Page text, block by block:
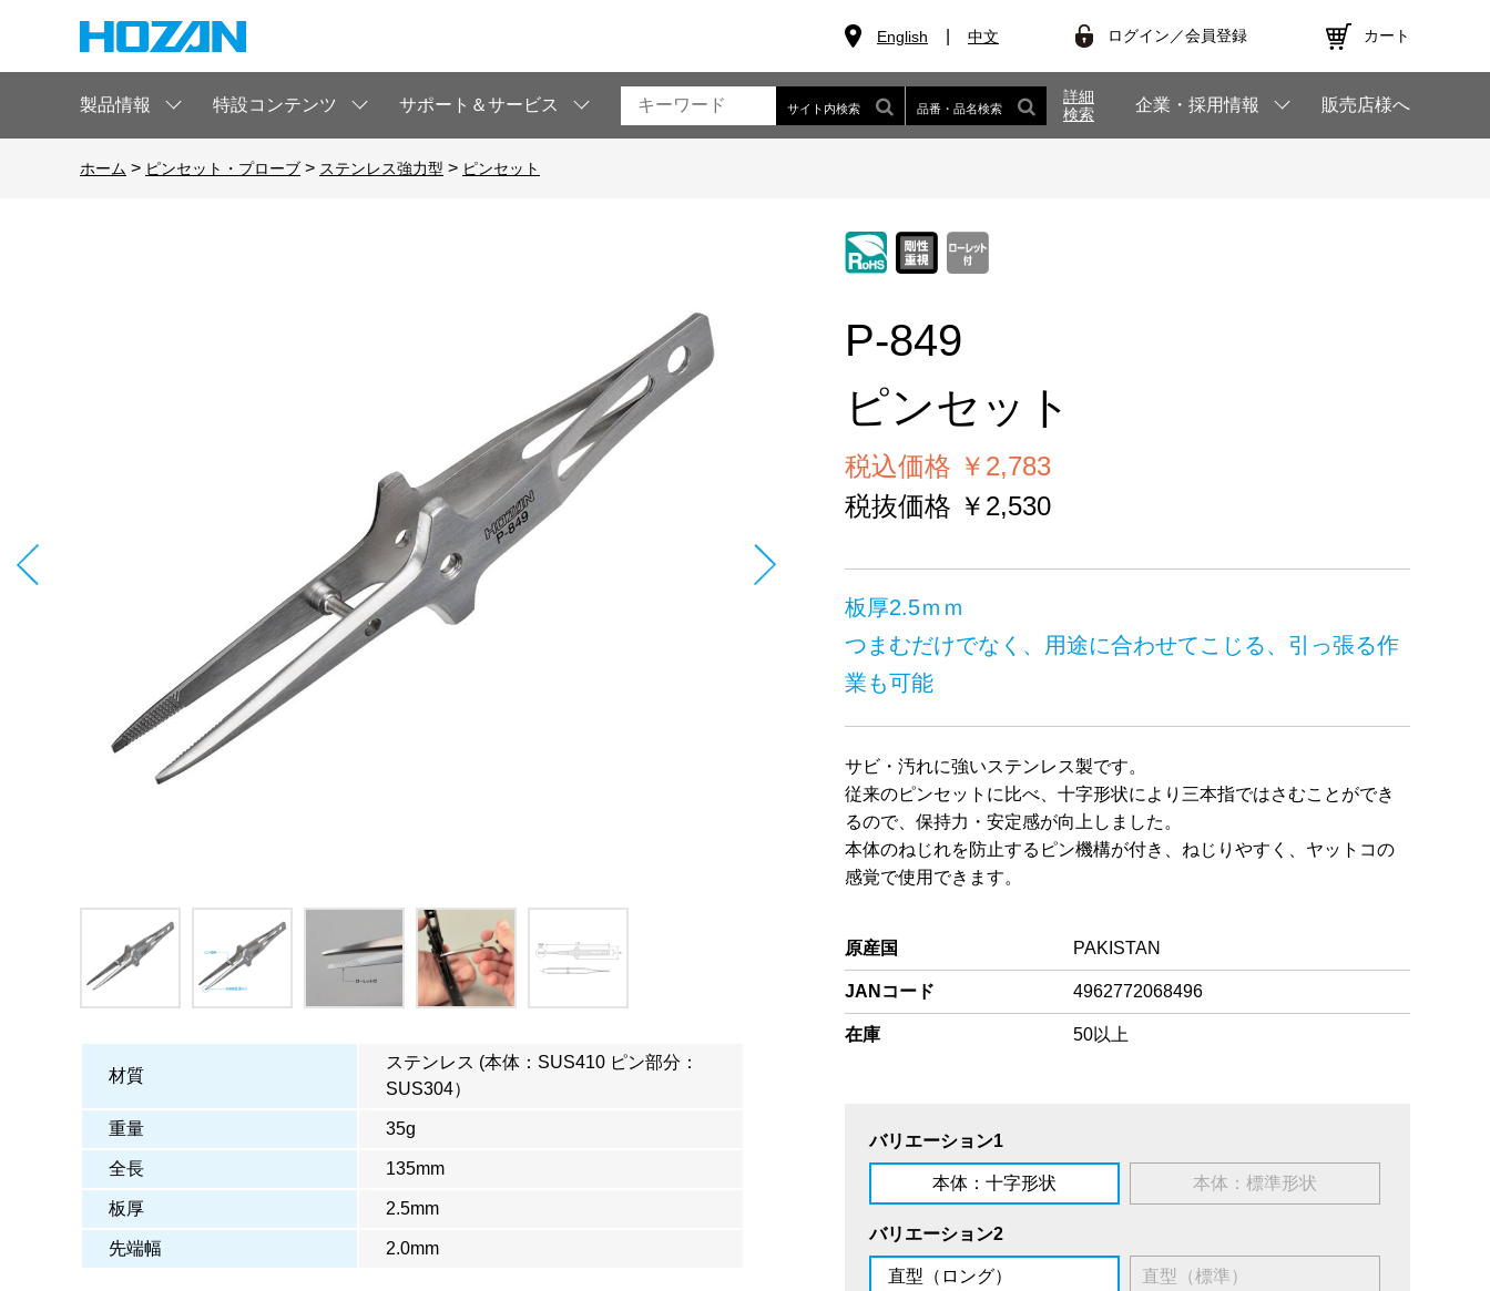
English 中文 ログイン／会員登録 カート
製品情報 特設コンテンツ サポート＆サービス サイト内検索 品番・品名検索
詳細
検索
企業・採用情報 販売店様へ
ホーム > ピンセット・プローブ > ステンレス強力型 > ピンセット
材質
ステンレス (本体：SUS410 ピン部分：
SUS304）
重量 35g
全長 135mm
板厚 2.5mm
先端幅 2.0mm
P-849
ピンセット
税込価格 ￥2,783
税抜価格 ￥2,530
板厚2.5ｍｍ
つまむだけでなく、用途に合わせてこじる、引っ張る作
業も可能
サビ・汚れに強いステンレス製です。
従来のピンセットに比べ、十字形状により三本指ではさむことができ
るので、保持力・安定感が向上しました。
本体のねじれを防止するピン機構が付き、ねじりやすく、ヤットコの
感覚で使用できます。
原産国 PAKISTAN
JANコード 4962772068496
在庫 50以上
バリエーション1
本体：十字形状 本体：標準形状
バリエーション2
直型（ロング）
直型（標準）